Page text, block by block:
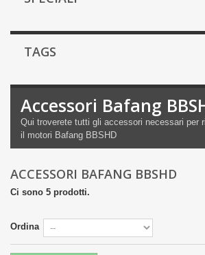
TAGS
Accessori Bafang
Qui troverete tutti gli accessori necessari per
il motori Bafang BBSHD
ACCESSORI BAFANG BBSHD
Ci sono 5 prodotti.
Ordina